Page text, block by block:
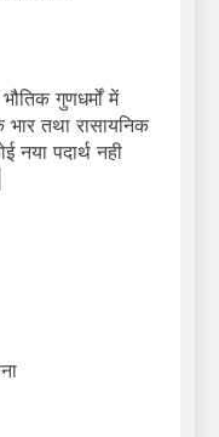
गुणधर्मों में
भार तथा रासायनिक
नया पदार्थ नही